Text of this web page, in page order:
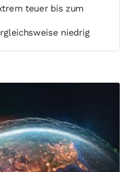
teuer bis zum
niedrig